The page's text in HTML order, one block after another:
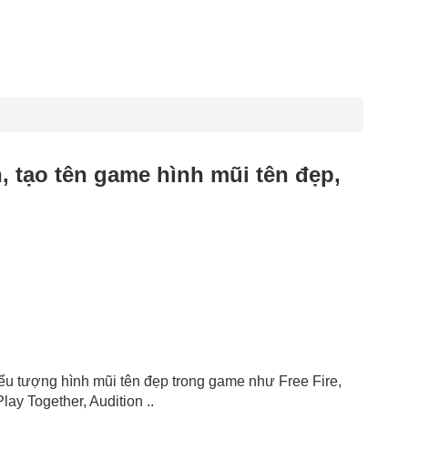
tạo tên game hình mũi tên đẹp,
tượng hình mũi tên đẹp trong game như Free Fire,
Together, Audition ..